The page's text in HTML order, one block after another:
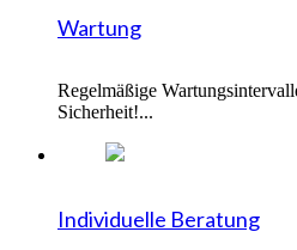
Wartung
Regelmäßige
Sicherheit!...
Individuelle Beratung